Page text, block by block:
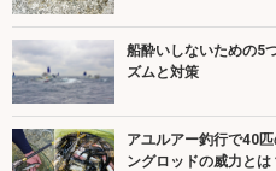
船酔いしないための5
ズムと対策
アユルアー釣行で40
ングロッドの威力とは